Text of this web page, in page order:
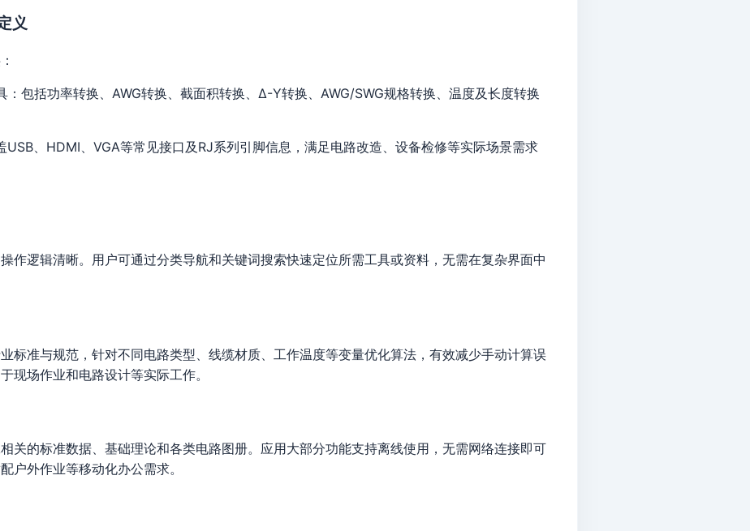
义
：包括功率转换、AWG转换、截面积转换、Δ-Y转换、AWG/SWG规格转换、温度及长度转换
USB、HDMI、VGA等常见接口及RJ系列引脚信息，满足电路改造、设备检修等实际场景需求
作逻辑清晰。用户可通过分类导航和关键词搜索快速定位所需工具或资料，无需在复杂界面中
标准与规范，针对不同电路类型、线缆材质、工作温度等变量优化算法，有效减少手动计算误
现场作业和电路设计等实际工作。
关的标准数据、基础理论和各类电路图册。应用大部分功能支持离线使用，无需网络连接即可
户外作业等移动化办公需求。